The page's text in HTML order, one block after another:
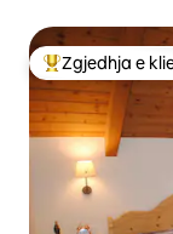
Më të mirat e
Zgjedhja e